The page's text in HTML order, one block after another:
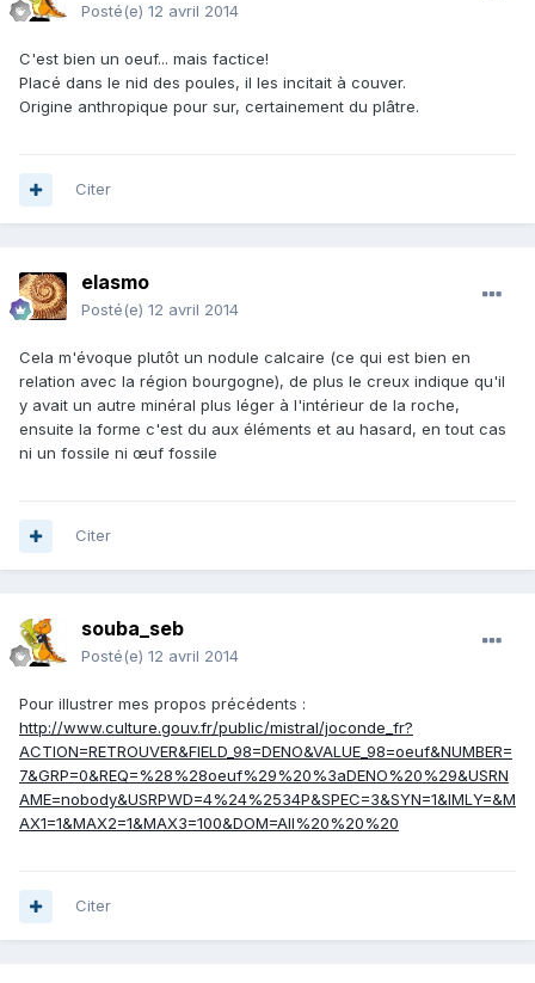
Posté(e) 12 avril 2014
C'est bien un oeuf... mais factice!
Placé dans le nid des poules, il les incitait à couver.
Origine anthropique pour sur, certainement du plâtre.
Citer
elasmo
Posté(e) 12 avril 2014
Cela m'évoque plutôt un nodule calcaire (ce qui est bien en
relation avec la région bourgogne), de plus le creux indique qu'il
y avait un autre minéral plus léger à l'intérieur de la roche,
ensuite la forme c'est du aux éléments et au hasard, en tout cas
ni un fossile ni œuf fossile
Citer
souba_seb
Posté(e) 12 avril 2014
Pour illustrer mes propos précédents :
http://www.culture.gouv.fr/public/mistral/joconde_fr?
ACTION=RETROUVER&FIELD_98=DENO&VALUE_98=oeuf&NUMBER=
7&GRP=0&REQ=%28%28oeuf%29%20%3aDENO%20%29&USRN
AME=nobody&USRPWD=4%24%2534P&SPEC=3&SYN=1&IMLY=&M
AX1=1&MAX2=1&MAX3=100&DOM=All%20%20%20
Citer